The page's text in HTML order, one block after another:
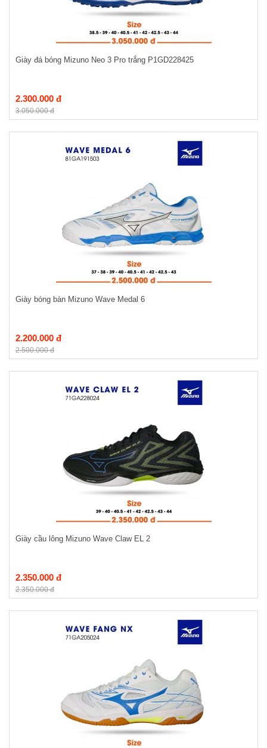
Giày đá bóng Mizuno Neo 3 Pro trắng P1GD228425
2.300.000 đ
3.050.000 đ
Giày bóng bàn Mizuno Wave Medal 6
2.200.000 đ
2.500.000 đ
Giày cầu lông Mizuno Wave Claw EL 2
2.350.000 đ
2.350.000 đ